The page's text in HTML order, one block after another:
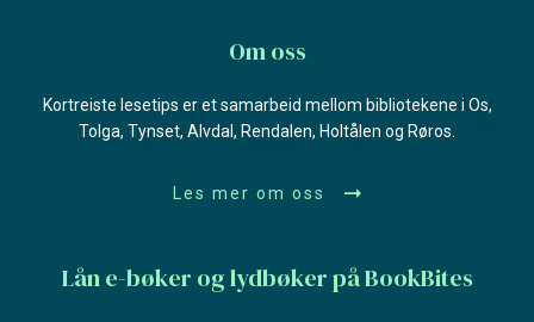
Lån e-bøker og lydbøker på BookBites
Om oss
Kortreiste lesetips er et samarbeid mellom bibliotekene i Os,
Tolga, Tynset, Alvdal, Rendalen, Holtålen og Røros.
Les mer om oss